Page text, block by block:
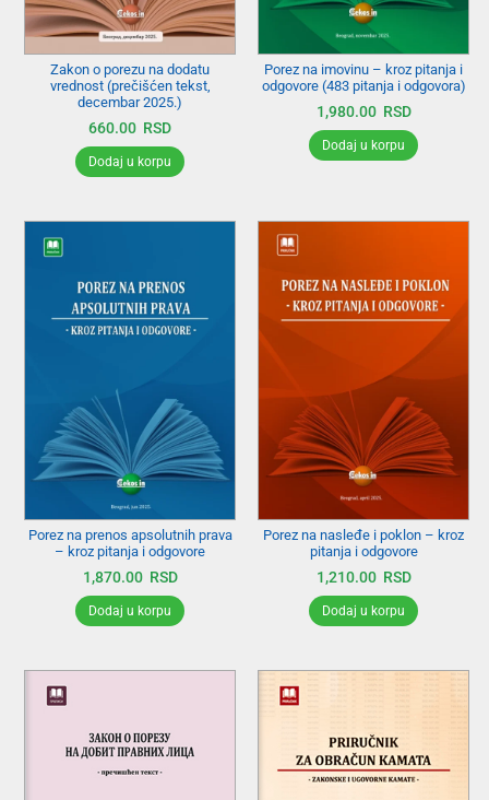
Zakon o porezu na dodatu
vrednost (prečišćen tekst,
decembar 2025.)
660.00 RSD
Dodaj u korpu
Porez na imovinu – kroz pitanja i
odgovore (483 pitanja i odgovora)
1,980.00 RSD
Dodaj u korpu
Porez na prenos apsolutnih prava
– kroz pitanja i odgovore
1,870.00 RSD
Dodaj u korpu
Porez na nasleđe i poklon – kroz
pitanja i odgovore
1,210.00 RSD
Dodaj u korpu